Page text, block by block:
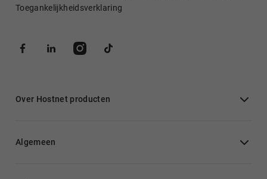
Toegankelijkheidsverklaring
Over Hostnet producten
Algemeen